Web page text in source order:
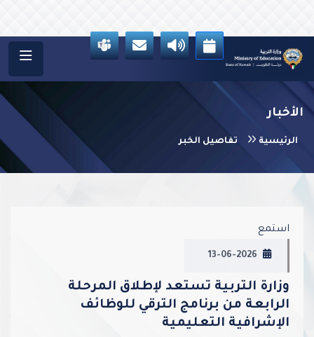
الأخبار
الرئيسية تفاصيل الخبر
Next
استمع
13-06-2026
وزارة التربية تستعد لإطلاق المرحلة
الرابعة من برنامج الترقي للوظائف
الإشرافية التعليمية